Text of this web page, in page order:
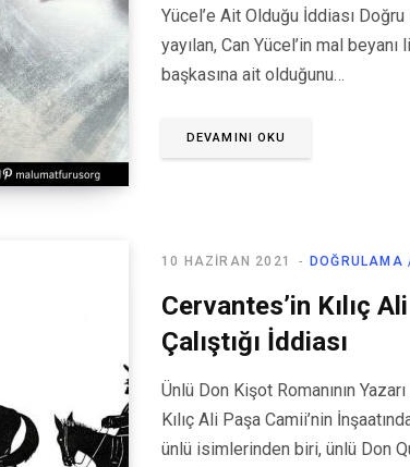
Yücel’e Ait Olduğu İddiası
yayılan, Can Yücel’in mal
başkasına ait olduğunu…
DEVAMINI OKU
10 HAZIRAN 2021
Cervantes’in Kılıç
Çalıştığı İddiası
Ünlü Don Kişot Romanının
Kılıç Ali Paşa Camii’nin
ünlü isimlerinden biri, ünlü Don